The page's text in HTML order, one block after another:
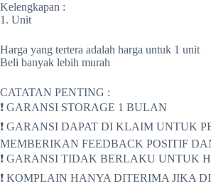
Kelengkapan :
1. Unit
Harga yang tertera adalah harga untuk 1 unit
Beli banyak lebih murah
CATATAN PENTING :
❗ GARANSI STORAGE 1 BULAN
❗ GARANSI DAPAT DI KLAIM UNTUK
MEMBERIKAN FEEDBACK POSITIF
❗ GARANSI TIDAK BERLAKU UNTUK
❗ KOMPLAIN HANYA DITERIMA JIKA